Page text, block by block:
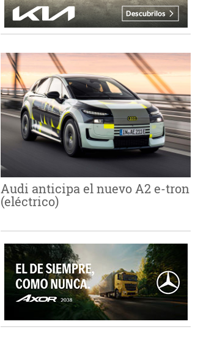
Audi anticipa el nuevo A2 e-tron
(eléctrico)